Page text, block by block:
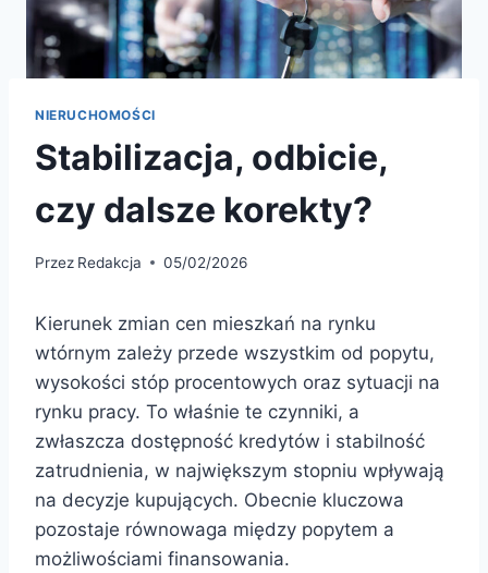
NIERUCHOMOŚCI
Stabilizacja, odbicie,
czy dalsze korekty?
Przez Redakcja 05/02/2026
Kierunek zmian cen mieszkań na rynku
wtórnym zależy przede wszystkim od popytu,
wysokości stóp procentowych oraz sytuacji na
rynku pracy. To właśnie te czynniki, a
zwłaszcza dostępność kredytów i stabilność
zatrudnienia, w największym stopniu wpływają
na decyzje kupujących. Obecnie kluczowa
pozostaje równowaga między popytem a
możliwościami finansowania.